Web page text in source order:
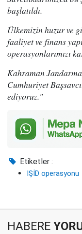
başlatıldı.
Ülkemizin huzur ve
faaliyet ve finans
operasyonlarımızı
Kahraman
Cumhuriyet
ediyoruz."
Etiketler :
IŞİD operasyonu
HABERE